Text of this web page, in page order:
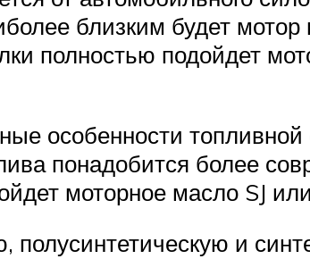
близким будет мотор
полностью подойдет
особенности
понадобится более
моторное масло SJ
и